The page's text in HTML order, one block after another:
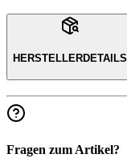
HERSTELLERDETAILS
Fragen zum Artikel?